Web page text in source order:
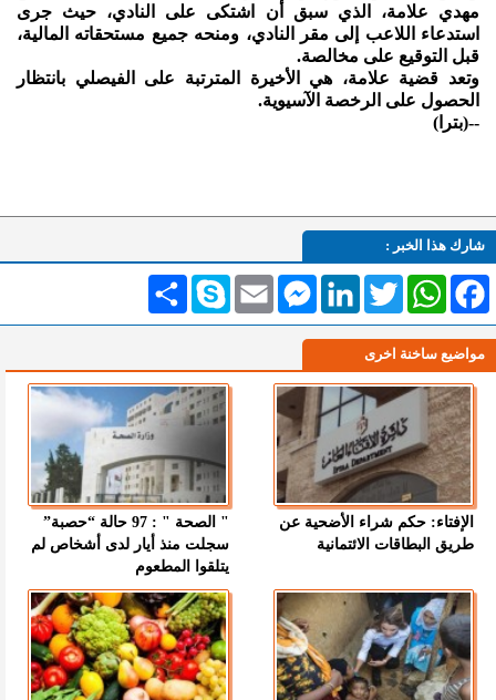
مهدي علامة، الذي سبق أن اشتكى على النادي، حيث جرى
استدعاء اللاعب إلى مقر النادي، ومنحه جميع مستحقاته المالية،
قبل التوقيع على مخالصة.
وتعد قضية علامة، هي الأخيرة المترتبة على الفيصلي بانتظار
الحصول على الرخصة الآسيوية.
--(بترا)
شارك هذا الخبر :
انشر Skype Email
MessengerLinkedInTwitterWhatsAppFacebook
مواضيع ساخنة اخرى
الإفتاء: حكم شراء الأضحية عن
طريق البطاقات الائتمانية
" الصحة " : 97 حالة “حصبة”
سجلت منذ أيار لدى أشخاص لم
يتلقوا المطعوم